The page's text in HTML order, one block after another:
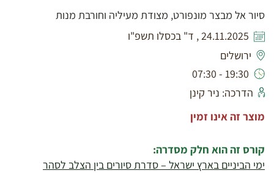
סיור אל מבצר מונפורט, מצודת מעיליה וחורבת מנות
24.11.2025 , ד" בכסלו תשפ"ו
ירושלים
19:30 - 07:30
הדרכה: ניר קינן
מוצר זה אינו זמין
קורס זה הוא חלק מסדרה:
ימי הביניים בארץ ישראל – סדרת סיורים בין הצלב לסהר